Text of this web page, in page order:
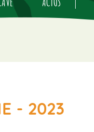
- 2023